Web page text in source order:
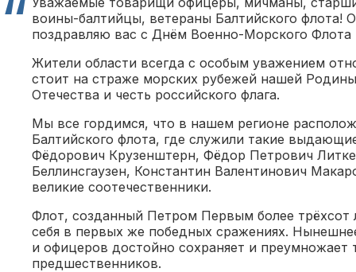
воины-балтийцы, ветераны Балтийского флота!
поздравляю вас с Днём Военно-Морского Флота
Жители области всегда с особым уважением
стоит на страже морских рубежей нашей
Отечества и честь российского флага.
Мы все гордимся, что в нашем регионе
Балтийского флота, где служили такие
Фёдорович Крузенштерн, Фёдор Петрович
Беллинсгаузен, Константин Валентинович
великие соотечественники.
Флот, созданный Петром Первым более трёхсот
себя в первых же победных сражениях.
и офицеров достойно сохраняет и преумножает
предшественников.